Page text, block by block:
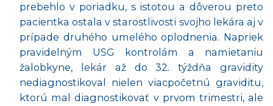
prebehlo v poriadku, s istotou a dôverou preto
pacientka ostala v starostlivosti svojho lekára aj v
prípade druhého umelého oplodnenia. Napriek
pravidelným USG kontrolám
a namietaniu
žalobkyne, lekár až do 32. týždňa gravidity
nediagnostikoval nielen viacpočetnú graviditu,
ktorú mal diagnostikovať v prvom trimestri, ale